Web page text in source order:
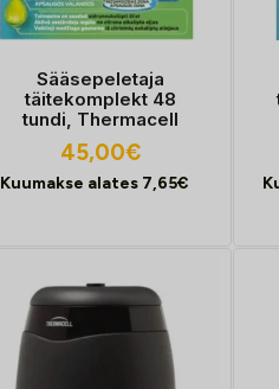
Sääsepeletaja
täitekomplekt 48
tundi, Thermacell
45,00€
Kuumakse alates 7,65€